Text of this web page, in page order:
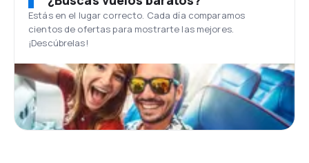
Estás en el lugar correcto. Cada día comparamos
cientos de ofertas para mostrarte las mejores.
¡Descúbrelas!